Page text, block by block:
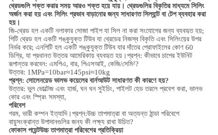
থ্রেডগুলি শক্ত করার সময় আরও শক্ত হয়ে যায়। থ্রেডগুলির বিকৃতির মাধ্যমে সিলিং
অর্জন করা হয় এবং সিলিং প্রভাব বাড়ানোর জন্য সাধারণত সিল্যান্ট বা টেপ ব্যবহার করা
হয়।
জি-থ্রেড হল একটি নলাকার সোজা পাইপ যা সিল না করা সংযোগের জন্য ব্যবহৃত হয়;
পিটি থ্রেড হল একটি শঙ্কুযুক্ত টিউব যা থ্রেডের নিজস্ব বিকৃতি এবং সিলিংয়ের উপর
নির্ভর করে; এনপিটি হল একটি শঙ্কুযুক্ত টিউব যার দাঁতের প্রোফাইলের কোণ 60
ডিগ্রি, যা প্রধানত উত্তর আমেরিকায় ব্যবহৃত হয়।প্রশ্ন: কীভাবে চাপের ইউনিট
রূপান্তর করবেন: এমপিএ, বার, পিএসআই, কেজি/সেমি²?
উত্তর: 1MPa=10bar≈145psi≈10kg
প্রশ্ন: সোলেনয়েড ভালভ কয়েলের বার্নআউট সাধারণত কী কারণে হয়?
উত্তর: ভুল ভোল্টেজ এবং হার্জ, ঘন ঘন সুইচিং, পাইলট হেড তরলে প্রবেশ করা, ভালভ
কোর এবং স্প্রিং সমস্যা,
পরিবেশ
গরম, ভারী কম্পন ইত্যাদি।প্রশ্ন:উচ্চ তাপমাত্রা বা অত্যন্ত ঠান্ডা পরিবেশে
বায়ুসংক্রান্ত উপাদানগুলির জন্য কী লক্ষ্য রাখা উচিত?
ফোকাস পয়েন্টউচ্চ তাপমাত্রা পরিবেশের প্রতিক্রিয়া